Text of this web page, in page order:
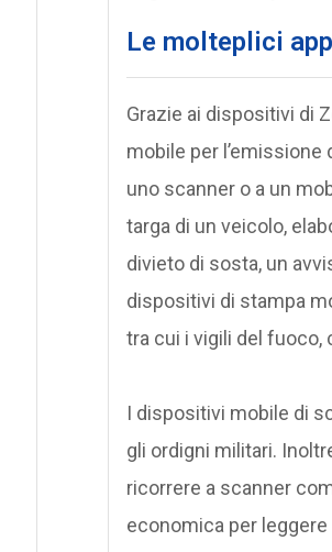
Le molteplici
Grazie ai dispositivi di
mobile per
uno scanner o a un
targa di un veicolo,
divieto di sosta, un
dispositivi di stampa
tra cui i vigili del
I dispositivi mobile di
gli ordigni militari.
ricorrere a scanner
economica per